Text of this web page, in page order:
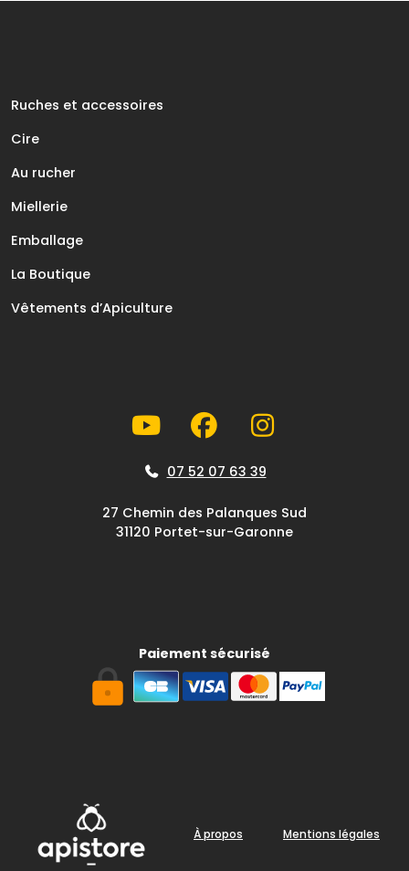
Ruches et accessoires
Cire
Au rucher
Miellerie
Emballage
La Boutique
Vêtements d’Apiculture
07 52 07 63 39
27 Chemin des Palanques Sud
31120 Portet-sur-Garonne
Paiement sécurisé
À propos Mentions légales